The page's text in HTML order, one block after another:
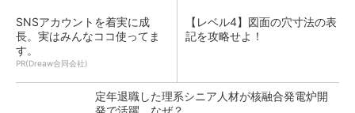
SNSアカウントを着実に成
長。実はみんなココ使ってま
す。
PR(Dreaw合同会社)
【レベル4】図面の穴寸法の表
記を攻略せよ！
定年退職した理系シニア人材が核融合発電炉開
発で活躍、なぜ？